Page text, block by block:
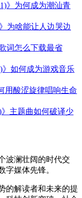
》为何成为潮汕青
为啥能让人边哭边
词怎么下载最省
》如何成为游戏音乐
用酸涩旋律唱响生命
》主题曲如何破译少
波澜壮阔的时代交
字媒体先锋。
的解读者和未来的提